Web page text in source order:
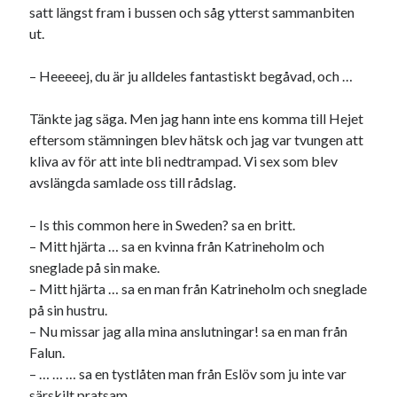
satt längst fram i bussen och såg ytterst sammanbiten
ut.
– Heeeeej, du är ju alldeles fantastiskt begåvad, och …
Tänkte jag säga. Men jag hann inte ens komma till Hejet
eftersom stämningen blev hätsk och jag var tvungen att
kliva av för att inte bli nedtrampad. Vi sex som blev
avslängda samlade oss till rådslag.
– Is this common here in Sweden? sa en britt.
– Mitt hjärta … sa en kvinna från Katrineholm och
sneglade på sin make.
– Mitt hjärta … sa en man från Katrineholm och sneglade
på sin hustru.
– Nu missar jag alla mina anslutningar! sa en man från
Falun.
– … … … sa en tystlåten man från Eslöv som ju inte var